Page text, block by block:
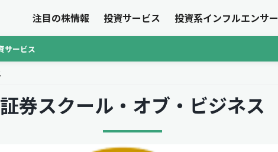
注目の株情報 投資サービス 投資系インフルエンサー
サービス
証券スクール・オブ・ビジネス